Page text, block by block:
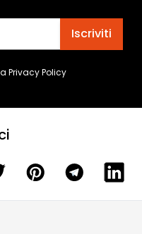
Iscriviti
Privacy Policy